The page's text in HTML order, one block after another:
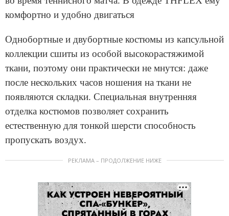
комфортно и удобно двигаться
Однобортные и двубортные костюмы из капсульной
коллекции сшиты из особой высокорастяжимой
ткани, поэтому они практически не мнутся: даже
после нескольких часов ношения на ткани не
появляются складки. Специальная внутренняя
отделка костюмов позволяет сохранить
естественную для тонкой шерсти способность
пропускать воздух.
РЕКЛАМА – ПРОДОЛЖЕНИЕ НИЖЕ